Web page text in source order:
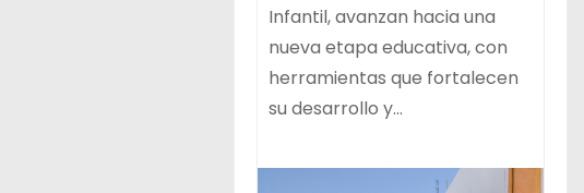
Infantil, avanzan hacia una
nueva etapa educativa, con
herramientas que fortalecen
su desarrollo y…